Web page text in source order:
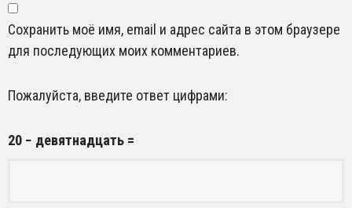
Сохранить моё имя, email и адрес сайта в этом браузере
для последующих моих комментариев.
Пожалуйста, введите ответ цифрами:
20 − девятнадцать =